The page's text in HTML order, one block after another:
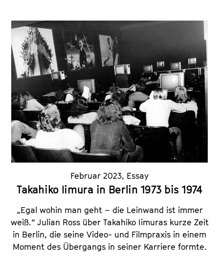
Februar 2023, Essay
Takahiko Iimura in Berlin 1973 bis 1974
„Egal wohin man geht – die Leinwand ist immer
weiß.“ Julian Ross über Takahiko Iimuras kurze Zeit
in Berlin, die seine Video- und Filmpraxis in einem
Moment des Übergangs in seiner Karriere formte.